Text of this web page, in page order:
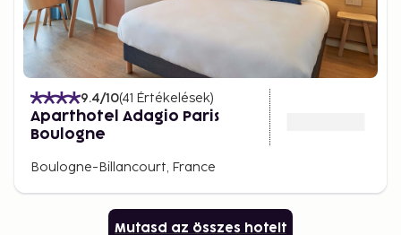
9.4/10(41 Értékelések)
Aparthotel Adagio Paris
Boulogne
Boulogne-Billancourt, France
Mutasd az összes hotelt